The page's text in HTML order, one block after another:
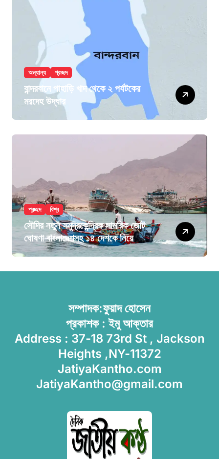
অন্যান্য প্রচ্ছদ
বান্দরবানে পাহাড়ি খাদ থেকে ২ পর্যটকের
মরদেহ উদ্ধার
প্রচ্ছদ বিশ্ব
সৌদির নতুন সমুদ্রকেন্দ্রিক সামরিক জোট
ঘোষণা বাংলাদেশসহ ১৪ দেশকে নিয়ে
সম্পাদক:ফুয়াদ হোসেন
প্রকাশক : ইমু আক্তার
Address : 37-18 73rd St , Jackson
Heights ,NY-11372
JatiyaKantho.com
JatiyaKantho@gmail.com